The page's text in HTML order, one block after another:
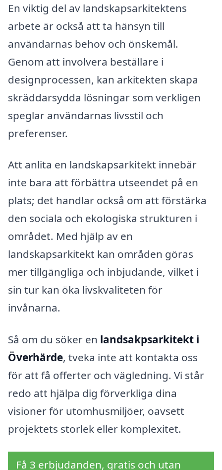
En viktig del av landskapsarkitektens
arbete är också att ta hänsyn till
användarnas behov och önskemål.
Genom att involvera beställare i
designprocessen, kan arkitekten skapa
skräddarsydda lösningar som verkligen
speglar användarnas livsstil och
preferenser.
Att anlita en landskapsarkitekt innebär
inte bara att förbättra utseendet på en
plats; det handlar också om att förstärka
den sociala och ekologiska strukturen i
området. Med hjälp av en
landskapsarkitekt kan områden göras
mer tillgängliga och inbjudande, vilket i
sin tur kan öka livskvaliteten för
invånarna.
Så om du söker en landsakpsarkitekt i
Överhärde, tveka inte att kontakta oss
för att få offerter och vägledning. Vi står
redo att hjälpa dig förverkliga dina
visioner för utomhusmiljöer, oavsett
projektets storlek eller komplexitet.
Få 3 erbjudanden, gratis och utan